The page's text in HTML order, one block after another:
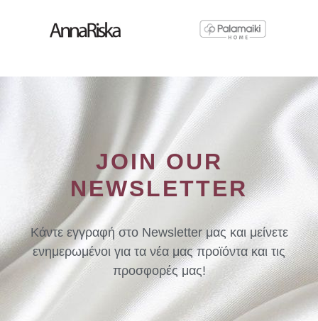
JOIN OUR
NEWSLETTER
Κάντε εγγραφή στο Newsletter μας και μείνετε
ενημερωμένοι για τα νέα μας προϊόντα και τις
προσφορές μας!